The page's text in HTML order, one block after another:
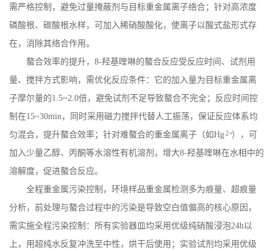
需严格控制，避免过量掩蔽剂与目标重金属离子络合；针对高浓度
磷酸根、碳酸根水样，可加入稀硝酸酸化，使离子以酸式盐形式存
在，消除其络合作用。
螯合效率的提升， 8-羟基喹啉的螯合反应受反应时间、试剂用
量、搅拌方式影响，需优化反应条件：它的加入量为目标重金属离
子摩尔量的1.5~2.0倍，避免试剂不足导致螯合不完全；反应时间控
制在15~30min ，同时采用磁力搅拌代替人工振荡，保证反应体系均
匀混合，提升螯合效率；针对难螯合的重金属离子（如Hg2+），可
加入少量乙醇、丙酮等水溶性有机溶剂，增大8-羟基喹啉在水相中的
溶解度，促进螯合反应。
全程重金属污染控制，环境样品重金属检测多为痕量、超痕量
分析，前处理与螯合过程中的污染是导致空白值偏高的核心原因，
需实施全程污染控制：所有实验器皿均采用优级纯硝酸浸泡24h 以
上，用超纯水反复冲洗至中性，烘干后使用；实验试剂均采用优级